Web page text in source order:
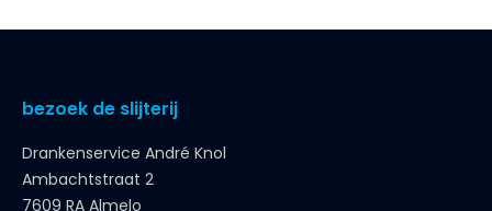
bezoek de slijterij
Drankenservice André Knol
Ambachtstraat 2
7609 RA Almelo